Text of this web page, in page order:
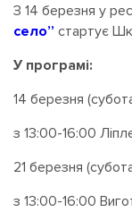
З 14 березня у
село” стартує
У програмі:
14 березня
з 13:00-16:00
21 березня
з 13:00-16:00